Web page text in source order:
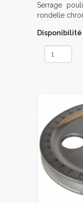
Serrage
rondelle
Disponibilité